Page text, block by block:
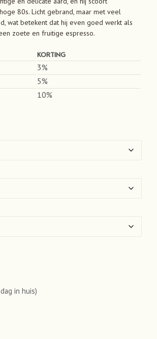
80s. Licht gebrand, maar met veel
wat betekent dat hij even goed werkt als
zoete en fruitige espresso.
KORTING
3%
5%
10%
in huis)